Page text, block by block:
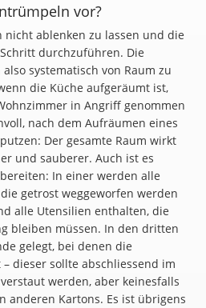
vor?
nicht ablenken zu lassen und die
durchzuführen. Die
systematisch von Raum zu
die Küche aufgeräumt ist,
in Angriff genommen
nach dem Aufräumen eines
Der gesamte Raum wirkt
und sauberer. Auch ist es
In einer werden alle
getrost weggeworfen werden
alle Utensilien enthalten, die
bleiben müssen. In den dritten
gelegt, bei denen die
dieser sollte abschliessend im
werden, aber keinesfalls
anderen Kartons. Es ist übrigens